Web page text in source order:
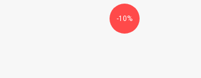
-10%